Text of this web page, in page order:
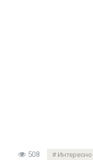
508 Интересно